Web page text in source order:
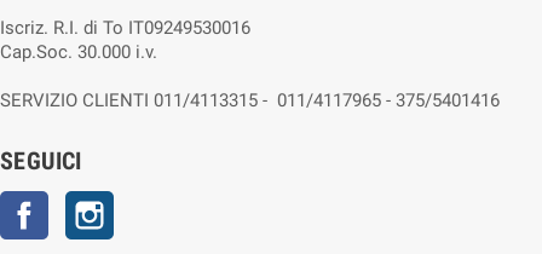
Iscriz. R.I. di To IT09249530016
Cap.Soc. 30.000 i.v.
SERVIZIO CLIENTI 011/4113315 - 011/4117965 - 375/5401416
SEGUICI
Facebook